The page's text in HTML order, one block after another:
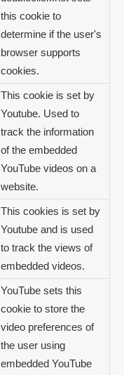
this cookie to
determine if the user's
browser supports
cookies.
This cookie is set by
Youtube. Used to
track the information
of the embedded
YouTube videos on a
website.
This cookies is set by
Youtube and is used
to track the views of
embedded videos.
YouTube sets this
cookie to store the
video preferences of
the user using
embedded YouTube